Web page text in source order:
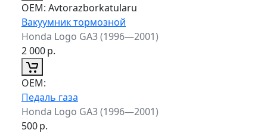
ОЕМ: Avtorazborkatularu
Вакуумник тормозной
Honda Logo GA3 (1996—2001)
2 000р.
ОЕМ:
Педаль газа
Honda Logo GA3 (1996—2001)
500р.